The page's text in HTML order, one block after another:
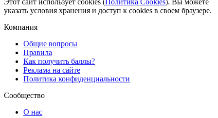
указать условия хранения и доступ к cookies в своем браузере.
Компания
Общие вопросы
Правила
Как получить баллы?
Реклама на сайте
Политика конфиденциальности
Сообщество
О нас